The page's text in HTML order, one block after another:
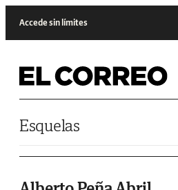
Accede sin límites
Esquelas